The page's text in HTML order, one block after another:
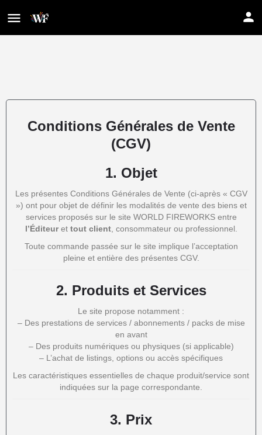
Conditions Générales de Vente
(CGV)
1. Objet
Les présentes Conditions Générales de Vente (ci-après « CGV
») ont pour objet de définir les modalités de vente des biens et
services proposés sur le site WORLD FIREWORKS entre
l’Éditeuret tout client, consommateur ou professionnel.
Toute commande passée sur le site implique l’acceptation
pleine et entière des présentes CGV.
2. Produits et Services
Le site propose notamment :
– Des prestations de services / abonnements / packs de mise
en avant
– Des produits numériques ou physiques (si applicable)
– L’achat de listings, options ou accès spécifiques
Les caractéristiques essentielles de chaque produit/service sont
indiquées sur la page correspondante.
3. Prix